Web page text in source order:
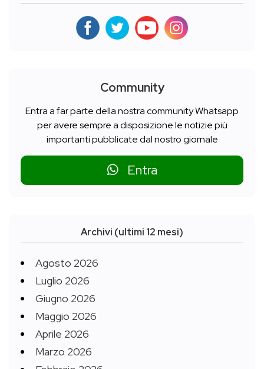
Community
Entra a far parte della nostra community Whatsapp
per avere sempre a disposizione le notizie più
importanti pubblicate dal nostro giornale
Entra
Archivi (ultimi 12 mesi)
Agosto 2026
Luglio 2026
Giugno 2026
Maggio 2026
Aprile 2026
Marzo 2026